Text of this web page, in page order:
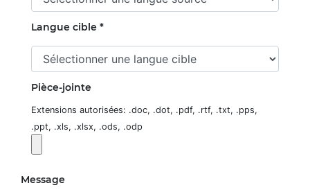
Langue cible *
Pièce-jointe
Extensions autorisées: .doc, .dot, .pdf, .rtf, .txt, .pps,
.ppt, .xls, .xlsx, .ods, .odp
Message